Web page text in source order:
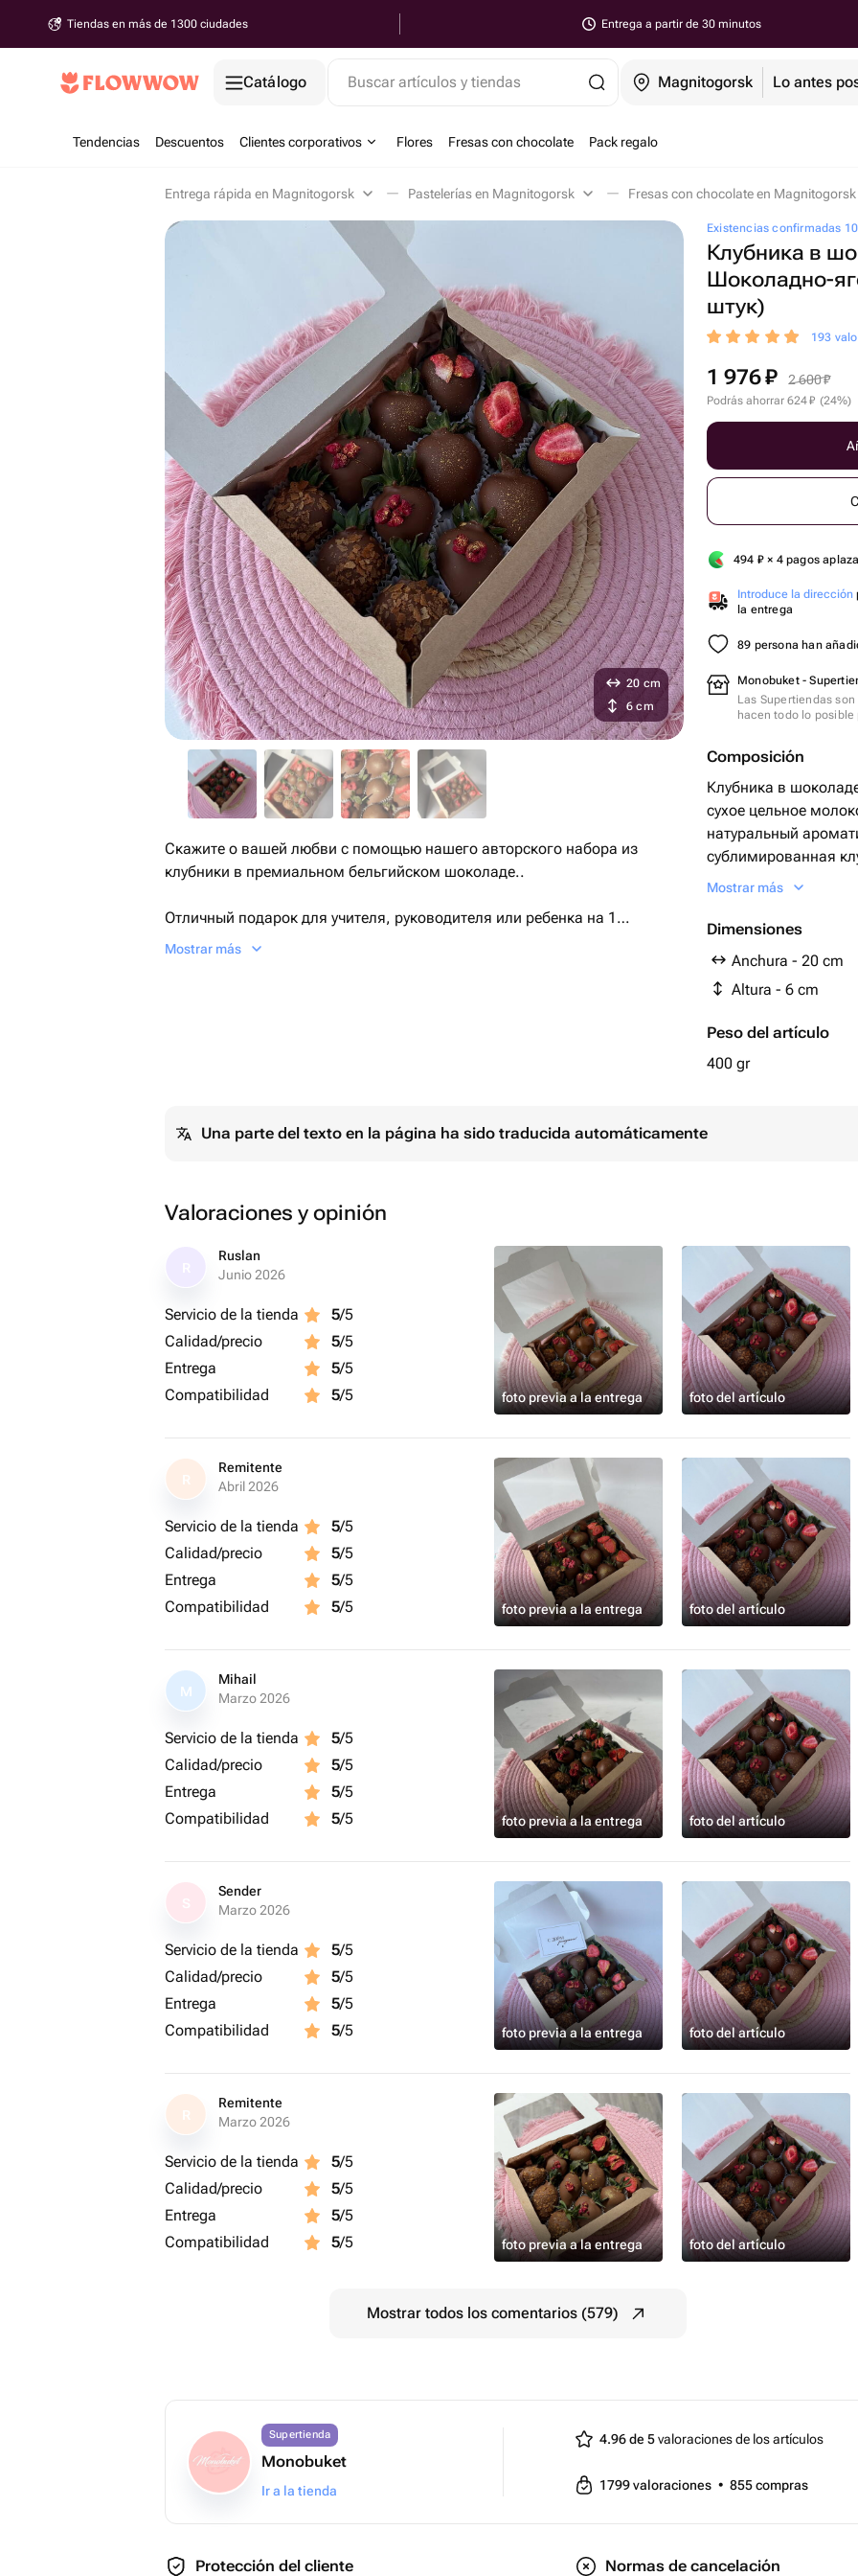
Tiendas en más de 1300 ciudades Entrega a partir de 30 minutos
Catálogo Buscar artículos y tiendas Magnitogorsk Lo antes
Tendencias Descuentos Clientes corporativos Flores Fresas con chocolate Pack regalo
Entrega rápida en Magnitogorsk Pastelerías en Magnitogorsk Fresas con chocolate en Magnitogorsk
Existencias confirmadas
Клубника в
Шоколадно-
штук)
193
1 976₽ 2 600₽
Podrás ahorrar 624₽ (24%)
494 ₽ × 4 pagos
Introduce la dirección
la entrega
89 persona han
Monobuket -
Las Supertiendas
hacen todo lo
Composición
Клубника в
сухое цельное
натуральный
сублимированная
сублимированная,
Mostrar más
Dimensiones
Anchura - 20 cm
Altura - 6 cm
Peso del artículo
400 gr
20 cm
6 cm
Скажите о вашей любви с помощью нашего авторского набора из
клубники в премиальном бельгийском шоколаде..
Отличный подарок для учителя, руководителя или ребенка на 1
сентября
Mostrar más
Una parte del texto en la página ha sido traducida automáticamente
Valoraciones y opinión
Ruslan
Junio 2026
Servicio de la tienda 5/5
Calidad/precio
5/5
Entrega
5/5
Compatibilidad
5/5 foto previa a la entrega foto del artículo
R
Remitente
Abril 2026
Servicio de la tienda 5/5
Calidad/precio
5/5
Entrega
5/5
Compatibilidad
5/5 foto previa a la entrega foto del artículo
M
Mihail
Marzo 2026
Servicio de la tienda 5/5
Calidad/precio
5/5
Entrega
5/5
Compatibilidad
5/5 foto previa a la entrega foto del artículo
Sender
Marzo 2026
Servicio de la tienda 5/5
Calidad/precio
5/5
Entrega
5/5
Compatibilidad
5/5 foto previa a la entrega foto del artículo
R
Remitente
Marzo 2026
Servicio de la tienda 5/5
Calidad/precio
5/5
Entrega
5/5
Compatibilidad
5/5 foto previa a la entrega foto del artículo
Mostrar todos los comentarios (579)
Supertienda
Monobuket
Ir a la tienda
4.96 de 5valoraciones de los artículos
1799valoraciones • 855compras
Protección del cliente Normas de cancelación